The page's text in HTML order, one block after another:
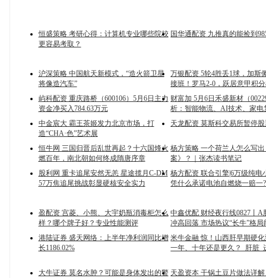
恒盛策略 考研心得：计算机专业哪些院校
更容易考取？
国华通配资 九推真的能捡到
沪深策略 中国航天新模式，“造火箭卫星
将像造汽车”
万银配资 5轮4胜丢1球，加斯
接班！罗马2-0，跃居意甲积
屿科配资 重庆路桥（600106）5月6日主力
资金净买入784.63万元
财富加 5月6日禾盛新材（
析：智能物流、AI技术、家电
中金宸大 霸王茶姬发力北京市场，打
造“CHA·色”艺术展
天龙配资 莫斯科交易所暂停
恒牛网 三国归晋后乱世再起？十六国烽火
燃百年，南北朝如何终成隋唐序章
杨方策略 一个荷兰人怎么写
案》？｜张杰读书笔记
股利网 重卡追尾安然无恙 星途揽月C-DM
57万焦追尾挑战彰显硬核安全实力
杨方配资 联合引擎|6万级纯电
凭什么承诺电池自燃烧一赔一?
盈配资 宫菱、小熊、大宇奶瓶消毒柜怎么
样？哪个牌子好？专业性能测评
中鑫优配 财经夜行线0827丨A
冲高回落 市场热议“长牛”格
港陆证券 盛天网络：上半年净利润同比增
长1186.02%
米牛金融 惊！山西肝早期硬
一年、十年还是更久？_肝脏_
大牛证券 莫名水肿？可能是身体发出的警 天盈资本 干锅土豆片做法详